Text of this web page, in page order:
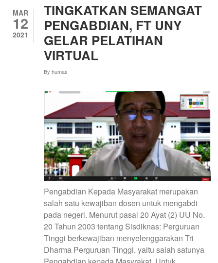
MAR
12
2021
TINGKATKAN SEMANGAT
PENGABDIAN, FT UNY
GELAR PELATIHAN
VIRTUAL
By humas
Pengabdian Kepada Masyarakat merupakan
salah satu kewajiban dosen untuk mengabdi
pada negeri. Menurut pasal 20 Ayat (2) UU No.
20 Tahun 2003 tentang Sisdiknas: Perguruan
Tinggi berkewajiban menyelenggarakan Tri
Dharma Perguruan Tinggi, yaitu salah satunya